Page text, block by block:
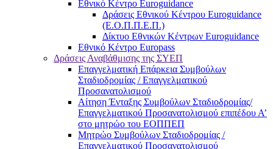
Εθνικό Κέντρο Euroguidance
Δράσεις Εθνικού Κέντρου Euroguidance
(Ε.Ο.Π.Π.Ε.Π.)
Δίκτυο Εθνικών Κέντρων Euroguidance
Εθνικό Κέντρο Europass
Δράσεις Αναβάθμισης της ΣΥΕΠ
Επαγγελματική Επάρκεια Συμβούλων
Σταδιοδρομίας / Επαγγελματικού
Προσανατολισμού
Αίτηση Ένταξης Συμβούλων Σταδιοδρομίας/
Επαγγελματικού Προσανατολισμού επιπέδου Α’
στο μητρώο του ΕΟΠΠΕΠ
Μητρώο Συμβούλων Σταδιοδρομίας /
Επαγγελματικού Προσανατολισμού